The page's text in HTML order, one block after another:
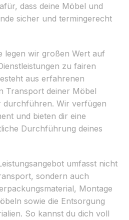
dass deine Möbel und
sicher und termingerecht
legen wir großen Wert auf
zu fairen
aus erfahrenen
Transport deiner Möbel
durchführen. Wir verfügen
und bieten dir eine
Durchführung deines
umfasst nicht
sondern auch
Montage
sowie die Entsorgung
So kannst du dich voll